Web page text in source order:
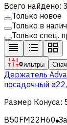
Всего найдено:
Только новое
Только в
Только спец.
Фильтры
Держатель
посадочный
Размер Конуса:
B50FM22H60